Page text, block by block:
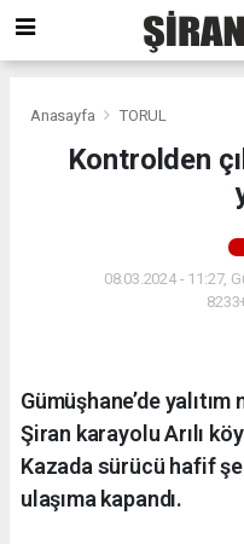
Anasayfa TORUL
Kontrolden
08.03.2024 - 11:27,
Gümüşhane’de
Şiran karayolu Arılı
Kazada sürücü hafif
ulaşıma kapandı.